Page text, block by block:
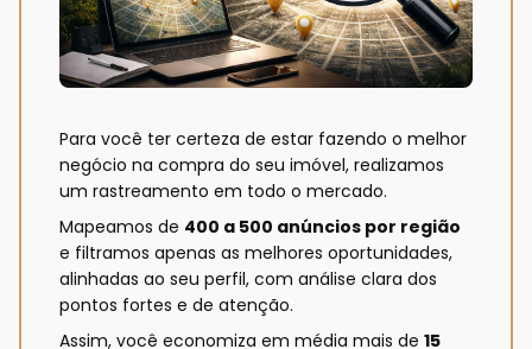
Para você ter certeza de estar fazendo o melhor
negócio na compra do seu imóvel, realizamos
um rastreamento em todo o mercado.
Mapeamos de 400 a 500 anúncios por região
e filtramos apenas as melhores oportunidades,
alinhadas ao seu perfil, com análise clara dos
pontos fortes e de atenção.
Assim, você economiza em média mais de 15